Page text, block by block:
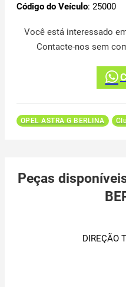
Código do Veículo: 25000
Você está interessado
Contacte-nos sem
OPEL ASTRA G BERLINA
Peças
DIREÇÃO